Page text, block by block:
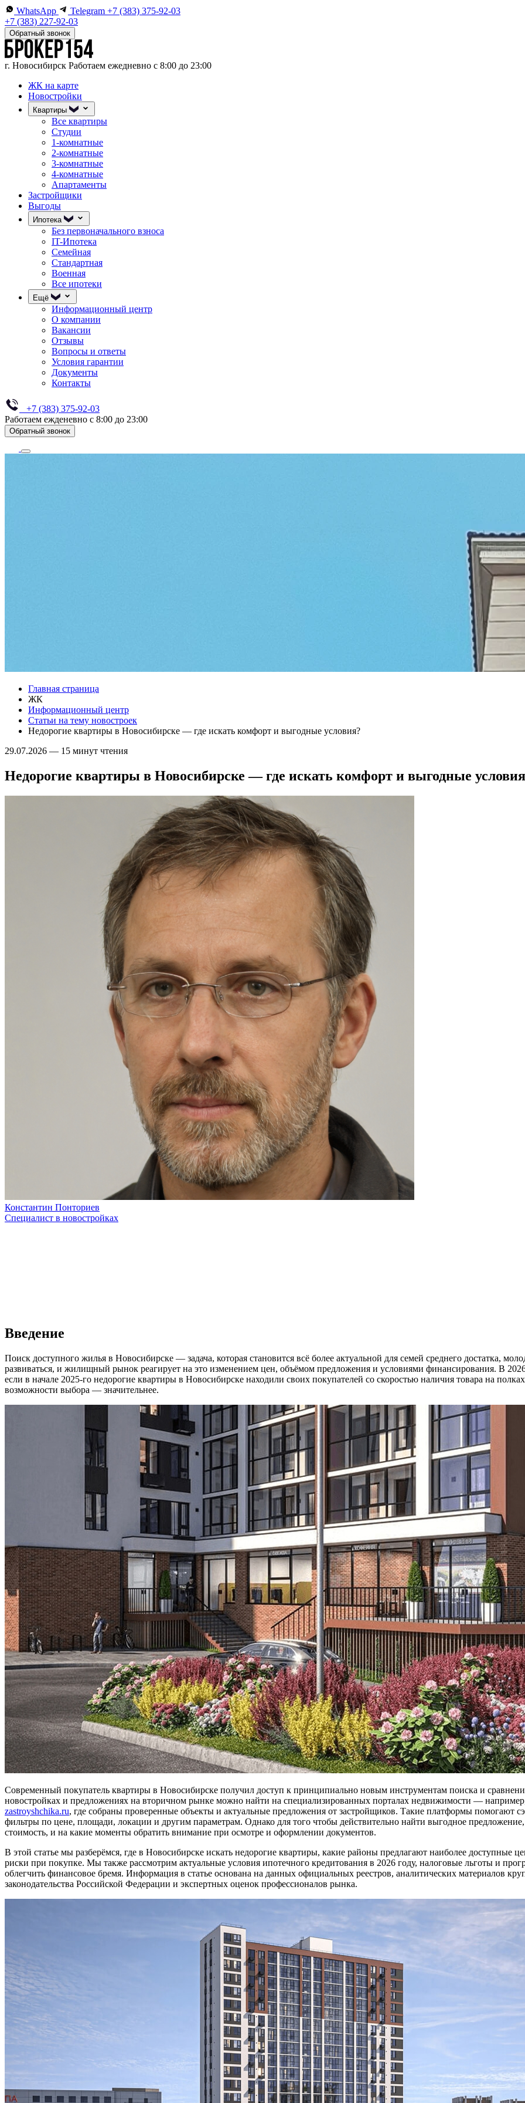
WhatsApp Telegram +7 (383) 375-92-03
+7 (383) 227-92-03
Обратный звонок
г. Новосибирск Работаем ежедневно с 8:00 до 23:00
ЖК на карте
Новостройки
Квартиры
Все квартиры
Студии
1-комнатные
2-комнатные
3-комнатные
4-комнатные
Апартаменты
Застройщики
Выгоды
Ипотека
Без первоначального взноса
IT-Ипотека
Семейная
Стандартная
Военная
Все ипотеки
Ещё
Информационный центр
О компании
Вакансии
Отзывы
Вопросы и ответы
Условия гарантии
Документы
Контакты
+7 (383) 375-92-03
Работаем ежденевно с 8:00 до 23:00
Обратный звонок
Главная страница
ЖК
Информационный центр
Статьи на тему новостроек
Недорогие квартиры в Новосибирске — где искать комфорт и выгодные условия?
29.07.2026 — 15 минут чтения
Недорогие квартиры в Новосибирске — где искать комфорт и выгодные
Константин Понториев
Специалист в новостройках
Введение
Поиск доступного жилья в Новосибирске — задача, которая становится всё более актуальной для семей среднего достатка,
развиваться, и жилищный рынок реагирует на это изменением цен, объёмом предложения и условиями финансирования. В
если в начале 2025-го недорогие квартиры в Новосибирске находили своих покупателей со скоростью наличия товара на
возможности выбора — значительнее.
Современный покупатель квартиры в Новосибирске получил доступ к принципиально новым инструментам поиска и
новостройках и предложениях на вторичном рынке можно найти на специализированных порталах недвижимости —
zastroyshchika.ru, где собраны проверенные объекты и актуальные предложения от застройщиков. Такие платформы помогают
фильтры по цене, площади, локации и другим параметрам. Однако для того чтобы действительно найти выгодное
стоимость, и на какие моменты обратить внимание при осмотре и оформлении документов.
В этой статье мы разберёмся, где в Новосибирске искать недорогие квартиры, какие районы предлагают наиболее доступные
риски при покупке. Мы также рассмотрим актуальные условия ипотечного кредитования в 2026 году, налоговые льготы и
облегчить финансовое бремя. Информация в статье основана на данных официальных реестров, аналитических материалов
законодательства Российской Федерации и экспертных оценок профессионалов рынка.